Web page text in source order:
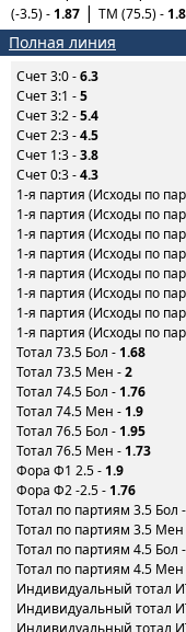
(-3.5) -1.87 ТМ (75.5) -
Полная линия
Счет 3:0 -6.3
Счет 3:1 -5
Счет 3:2 -5.4
Счет 2:3 -4.5
Счет 1:3 -3.8
Счет 0:3 -4.3
1-я партия (Исходы по
1-я партия (Исходы по
1-я партия (Исходы по
1-я партия (Исходы по
1-я партия (Исходы по
1-я партия (Исходы по
1-я партия (Исходы по
1-я партия (Исходы по
Тотал 73.5 Бол - 1.68
Тотал 73.5 Мен -2
Тотал 74.5 Бол - 1.76
Тотал 74.5 Мен - 1.9
Тотал 76.5 Бол - 1.95
Тотал 76.5 Мен - 1.73
Фора Ф1 2.5 - 1.9
Фора Ф2 -2.5 - 1.76
Тотал по партиям 3.5 Бол -
Тотал по партиям 3.5 Мен
Тотал по партиям 4.5 Бол -
Тотал по партиям 4.5 Мен
Индивидуальный тотал
Индивидуальный тотал
Индивидуальный тотал